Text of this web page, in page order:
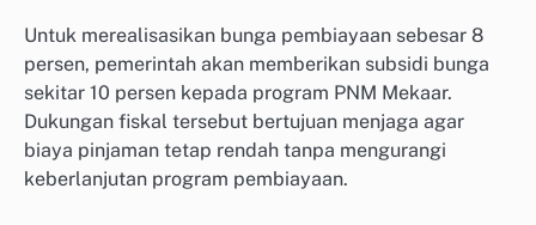
Untuk merealisasikan bunga pembiayaan sebesar 8
persen, pemerintah akan memberikan subsidi bunga
sekitar 10 persen kepada program PNM Mekaar.
Dukungan fiskal tersebut bertujuan menjaga agar
biaya pinjaman tetap rendah tanpa mengurangi
keberlanjutan program pembiayaan.